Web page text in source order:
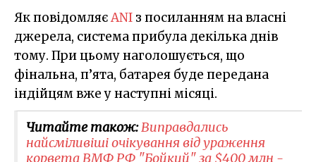
Як повідомляєANI з посиланням на власні
джерела, система прибула декілька днів
тому. При цьому наголошується, що
фінальна, п’ята, батарея буде передана
індійцям вже у наступні місяці.
Читайте також:Виправдались
найсміливіші очікування від ураження
корвета ВМФ РФ "Бойкий" за $400 млн -